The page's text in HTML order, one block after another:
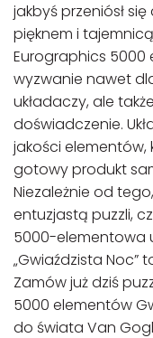
jakbyś przeniósł
pięknem i
Eurographics 5000
wyzwanie nawet
układaczy, ale
doświadczenie.
jakości elementów,
gotowy produkt
Niezależnie od
entuzjastą puzzli,
5000-elementowa
„Gwiaździsta Noc”
Zamów już dziś
5000 elementów
do świata Van